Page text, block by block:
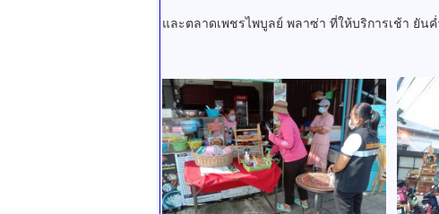
และตลาดเพชรไพบูลย์ พลาซ่า ที่ให้บริการเช้า ยันค่